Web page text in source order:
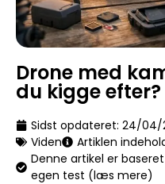
Drone med
du kigge efter?
Sidst opdateret: 24/04/
Viden
Artiklen
Denne artikel er
egen test (læs mere)